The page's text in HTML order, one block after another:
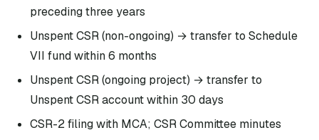
preceding three years
Unspent CSR (non-ongoing) → transfer to Schedule
VII fund within 6 months
Unspent CSR (ongoing project) → transfer to
Unspent CSR account within 30 days
CSR-2 filing with MCA; CSR Committee minutes